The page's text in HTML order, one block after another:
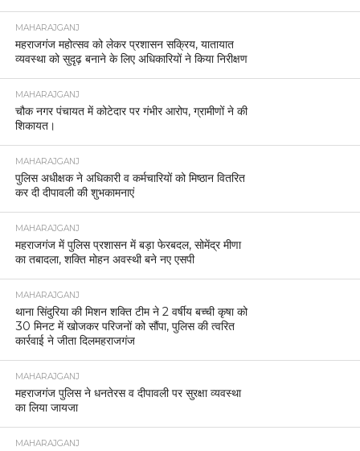
MAHARAJGANJ
महराजगंज महोत्सव को लेकर प्रशासन सक्रिय, यातायात
व्यवस्था को सुदृढ़ बनाने के लिए अधिकारियों ने किया निरीक्षण
MAHARAJGANJ
चौक नगर पंचायत में कोटेदार पर गंभीर आरोप, ग्रामीणों ने की
शिकायत।
MAHARAJGANJ
पुलिस अधीक्षक ने अधिकारी व कर्मचारियों को मिष्ठान वितरित
कर दी दीपावली की शुभकामनाएं
MAHARAJGANJ
महराजगंज में पुलिस प्रशासन में बड़ा फेरबदल, सोमेंद्र मीणा
का तबादला, शक्ति मोहन अवस्थी बने नए एसपी
MAHARAJGANJ
थाना सिंदुरिया की मिशन शक्ति टीम ने 2 वर्षीय बच्ची कृषा को
30 मिनट में खोजकर परिजनों को सौंपा, पुलिस की त्वरित
कार्रवाई ने जीता दिलमहराजगंज
MAHARAJGANJ
महराजगंज पुलिस ने धनतेरस व दीपावली पर सुरक्षा व्यवस्था
का लिया जायजा
MAHARAJGANJ